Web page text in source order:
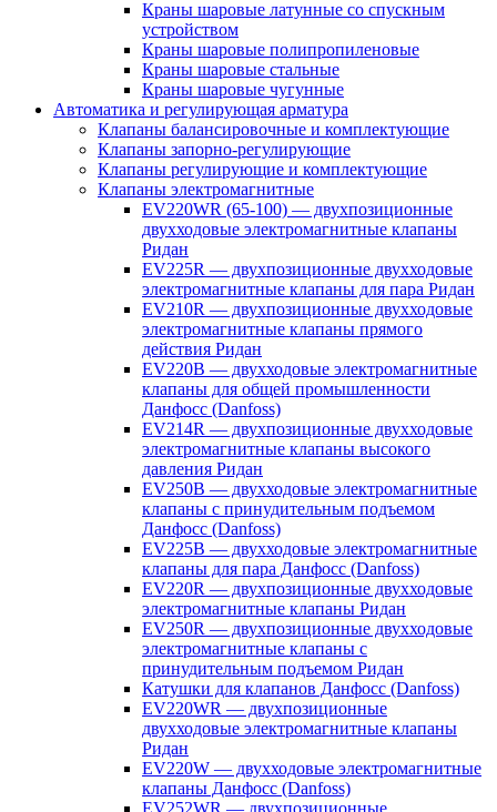
Краны шаровые латунные со спускным
устройством
Краны шаровые полипропиленовые
Краны шаровые стальные
Краны шаровые чугунные
Автоматика и регулирующая арматура
Клапаны балансировочные и комплектующие
Клапаны запорно-регулирующие
Клапаны регулирующие и комплектующие
Клапаны электромагнитные
EV220WR (65-100) — двухпозиционные
двухходовые электромагнитные клапаны
Ридан
EV225R — двухпозиционные двухходовые
электромагнитные клапаны для пара Ридан
EV210R — двухпозиционные двухходовые
электромагнитные клапаны прямого
действия Ридан
EV220B — двухходовые электромагнитные
клапаны для общей промышленности
Данфосс (Danfoss)
EV214R — двухпозиционные двухходовые
электромагнитные клапаны высокого
давления Ридан
EV250B — двухходовые электромагнитные
клапаны с принудительным подъемом
Данфосс (Danfoss)
EV225B — двухходовые электромагнитные
клапаны для пара Данфосс (Danfoss)
EV220R — двухпозиционные двухходовые
электромагнитные клапаны Ридан
EV250R — двухпозиционные двухходовые
электромагнитные клапаны с
принудительным подъемом Ридан
Катушки для клапанов Данфосс (Danfoss)
EV220WR — двухпозиционные
двухходовые электромагнитные клапаны
Ридан
EV220W — двухходовые электромагнитные
клапаны Данфосс (Danfoss)
EV252WR — двухпозиционные